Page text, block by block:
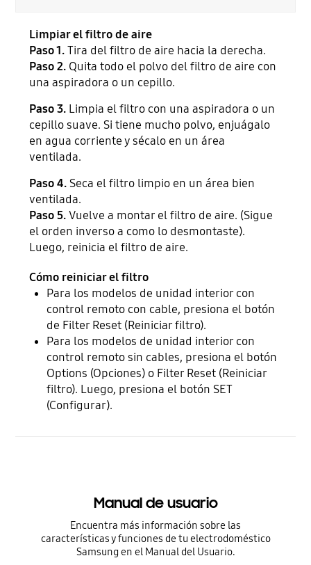
Limpiar el filtro de aire
Paso 1.Tira del filtro de aire hacia la derecha.
Paso 2. Quita todo el polvo del filtro de aire con
una aspiradora o un cepillo.
Paso 3. Limpia el filtro con una aspiradora o un
cepillo suave. Si tiene mucho polvo, enjuágalo
en agua corriente y sécalo en un área
ventilada.
Paso 4. Seca el filtro limpio en un área bien
ventilada.
Paso 5.Vuelve a montar el filtro de aire. (Sigue
el orden inverso a como lo desmontaste).
Luego, reinicia el filtro de aire.
Cómo reiniciar el filtro
Para los modelos de unidad interior con
control remoto con cable, presiona el botón
de Filter Reset (Reiniciar filtro).
Para los modelos de unidad interior con
control remoto sin cables, presiona el botón
Options (Opciones) o Filter Reset (Reiniciar
filtro). Luego, presiona el botón SET
(Configurar).
Manual de usuario
Encuentra más información sobre las
características y funciones de tu electrodoméstico
Samsung en el Manual del Usuario.